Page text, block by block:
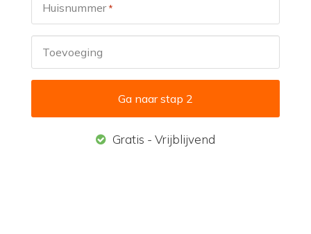
Huisnummer *
Toevoeging
Gratis - Vrijblijvend